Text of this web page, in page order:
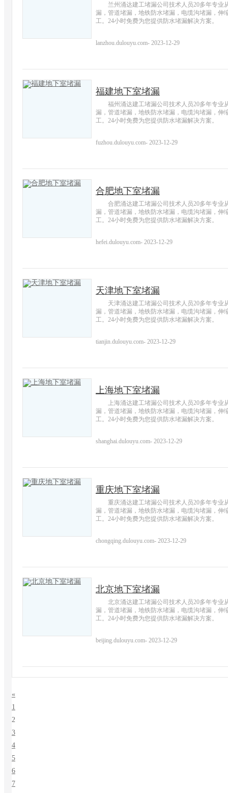
兰州涌达建工堵漏公司技术人员20多年专
漏，管道堵漏，地铁防水堵漏，电缆沟堵漏，
工。24小时免费为您提供防水堵漏解决方案。
lanzhou.dulouyu.com- 2023-12-29
福建地下室堵漏
福州涌达建工堵漏公司技术人员20多年专
漏，管道堵漏，地铁防水堵漏，电缆沟堵漏，
工。24小时免费为您提供防水堵漏解决方案。
fuzhou.dulouyu.com- 2023-12-29
合肥地下室堵漏
合肥涌达建工堵漏公司技术人员20多年专
漏，管道堵漏，地铁防水堵漏，电缆沟堵漏，
工。24小时免费为您提供防水堵漏解决方案。
hefei.dulouyu.com- 2023-12-29
天津地下室堵漏
天津涌达建工堵漏公司技术人员20多年专
漏，管道堵漏，地铁防水堵漏，电缆沟堵漏，
工。24小时免费为您提供防水堵漏解决方案。
tianjin.dulouyu.com- 2023-12-29
上海地下室堵漏
上海涌达建工堵漏公司技术人员20多年专
漏，管道堵漏，地铁防水堵漏，电缆沟堵漏，
工。24小时免费为您提供防水堵漏解决方案。
shanghai.dulouyu.com- 2023-12-29
重庆地下室堵漏
重庆涌达建工堵漏公司技术人员20多年专
漏，管道堵漏，地铁防水堵漏，电缆沟堵漏，
工。24小时免费为您提供防水堵漏解决方案。
chongqing.dulouyu.com- 2023-12-29
北京地下室堵漏
北京涌达建工堵漏公司技术人员20多年专
漏，管道堵漏，地铁防水堵漏，电缆沟堵漏，
工。24小时免费为您提供防水堵漏解决方案。
beijing.dulouyu.com- 2023-12-29
«
1
2
3
4
5
6
7